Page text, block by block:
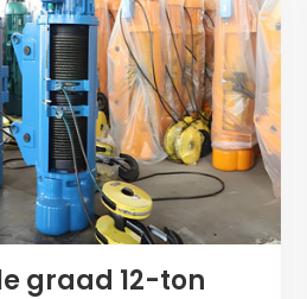
graad 12-ton